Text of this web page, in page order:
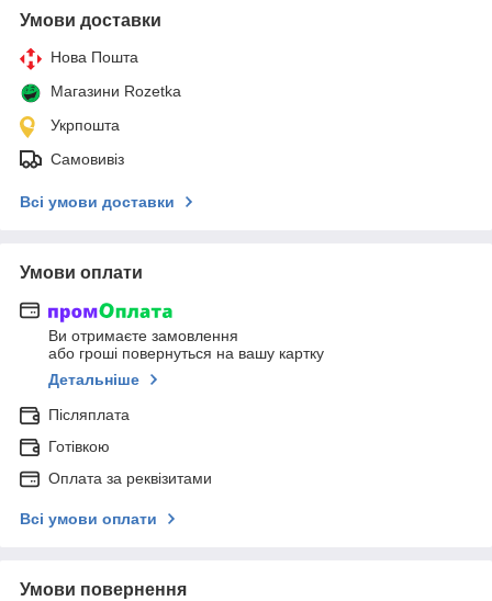
Умови доставки
Нова Пошта
Магазини Rozetka
Укрпошта
Самовивіз
Всі умови доставки
Умови оплати
Ви отримаєте замовлення
або гроші повернуться на вашу картку
Детальніше
Післяплата
Готівкою
Оплата за реквізитами
Всі умови оплати
Умови повернення